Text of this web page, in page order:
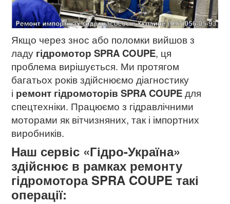
Якщо через знос або поломки вийшов з
ладу гідромотор SPRA COUPE, ця
проблема вирішується. Ми протягом
багатьох років здійснюємо діагностику
і ремонт гідромоторів SPRA COUPE для
спецтехніки. Працюємо з гідравлічними
моторами як вітчизняних, так і імпортних
виробників.
Наш сервіс «Гідро-Україна»
здійснює в рамках ремонту
гідромотора SPRA COUPE такі
операції: